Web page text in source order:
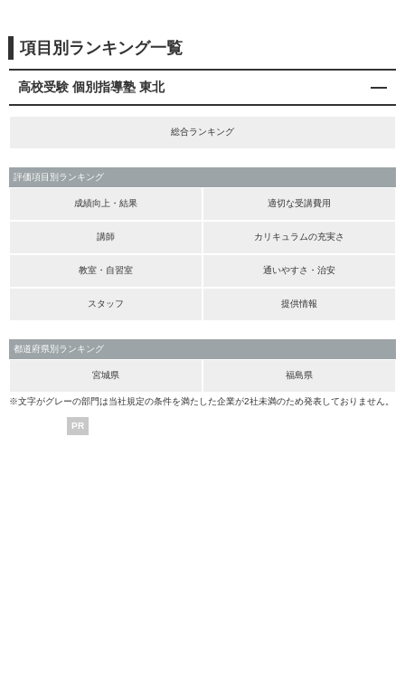
項目別ランキング一覧
高校受験 個別指導塾 東北
総合ランキング
評価項目別ランキング
成績向上・結果 適切な受講費用
講師 カリキュラムの充実さ
教室・自習室 通いやすさ・治安
スタッフ 提供情報
都道府県別ランキング
宮城県 福島県
※文字がグレーの部門は当社規定の条件を満たした企業が2社未満のため発表しておりません。
PR